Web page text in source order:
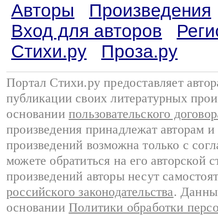
Авторы
Произведения
Вход для авторов
Стихи.ру
Проза.ру
Портал Стихи.ру предоставляет
публикации своих литературных
основании пользовательского
произведения принадлежат авторам
произведений возможна только с
можете обратиться на его авторской
произведений авторы несут
российского законодательства.
основании Политики обработки